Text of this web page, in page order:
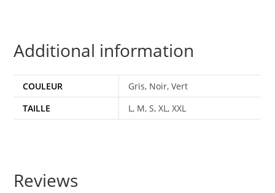
Additional information
COULEUR
Gris, Noir, Vert
TAILLE
L, M, S, XL, XXL
Reviews